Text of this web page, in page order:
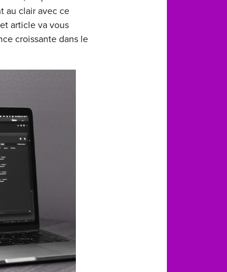
au clair avec ce
article va vous
croissante dans le